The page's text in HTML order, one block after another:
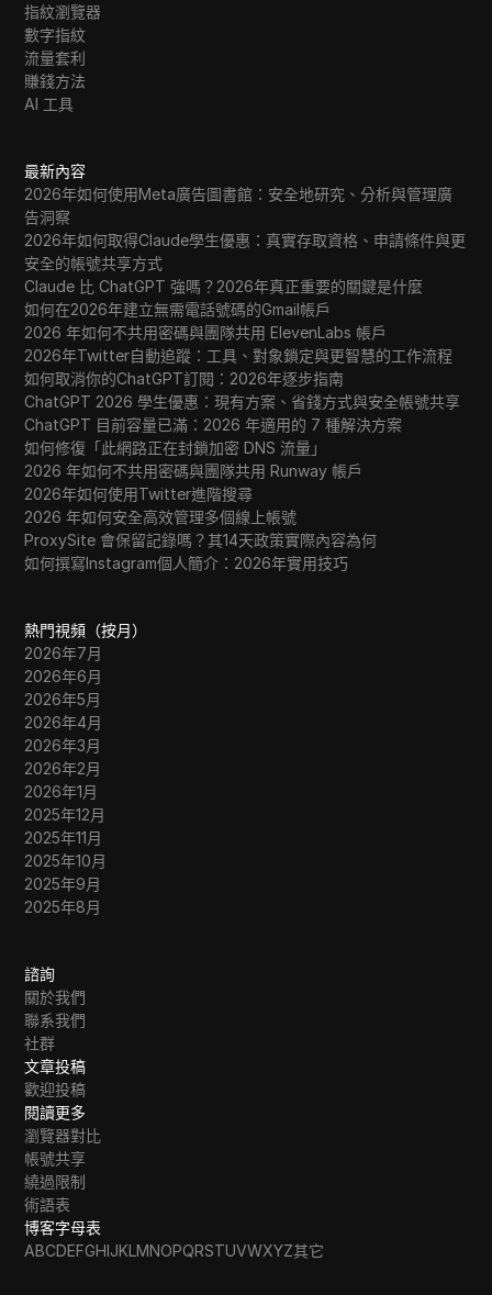
指紋瀏覽器
數字指紋
流量套利
賺錢方法
AI 工具
最新內容
2026年如何使用Meta廣告圖書館：安全地研究、分析與管理廣
告洞察
2026年如何取得Claude學生優惠：真實存取資格、申請條件與更
安全的帳號共享方式
Claude 比 ChatGPT 強嗎？2026年真正重要的關鍵是什麼
如何在2026年建立無需電話號碼的Gmail帳戶
2026 年如何不共用密碼與團隊共用 ElevenLabs 帳戶
2026年Twitter自動追蹤：工具、對象鎖定與更智慧的工作流程
如何取消你的ChatGPT訂閱：2026年逐步指南
ChatGPT 2026 學生優惠：現有方案、省錢方式與安全帳號共享
ChatGPT 目前容量已滿：2026 年適用的 7 種解決方案
如何修復「此網路正在封鎖加密 DNS 流量」
2026 年如何不共用密碼與團隊共用 Runway 帳戶
2026年如何使用Twitter進階搜尋
2026 年如何安全高效管理多個線上帳號
ProxySite 會保留記錄嗎？其14天政策實際內容為何
如何撰寫Instagram個人簡介：2026年實用技巧
熱門視頻（按月）
2026年7月
2026年6月
2026年5月
2026年4月
2026年3月
2026年2月
2026年1月
2025年12月
2025年11月
2025年10月
2025年9月
2025年8月
諮詢
關於我們
聯系我們
社群
文章投稿
歡迎投稿
閱讀更多
瀏覽器對比
帳號共享
繞過限制
術語表
博客字母表
ABCDEFGHIJKLMNOPQRSTUVWXYZ其它